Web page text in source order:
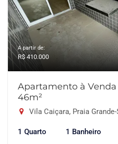
A partir de:
R$ 410.000
Apartamento à Venda
46m²
Vila Caiçara, Praia Grande-
1 Quarto 1 Banheiro